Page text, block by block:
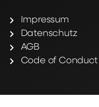
Impressum
Datenschutz
AGB
Code of Conduct